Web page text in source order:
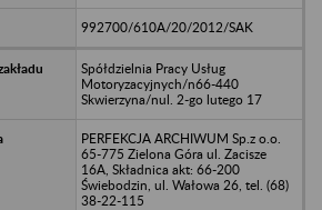
992700/610A/20/2012/SAK
Spółdzielnia Pracy Usług
Motoryzacyjnych/n66-440
Skwierzyna/nul. 2-go lutego 17
PERFEKCJA ARCHIWUM Sp.z o.o.
65-775 Zielona Góra ul. Zacisze
16A, Składnica akt: 66-200
Świebodzin, ul. Wałowa 26, tel. (68)
38-22-115